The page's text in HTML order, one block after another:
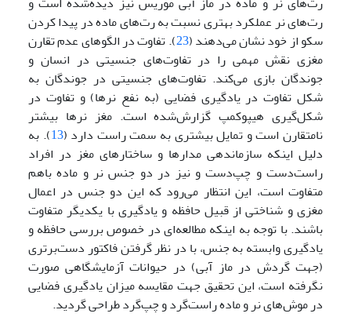
رت‌های نر عملکرد بهتری نسبت به رت‌های ماده در پیدا کردن
سکو از خود نشان می‌دهند (23). تفاوت در الگوهای عدم تقارن
مغزی نقش مهمی را در تفاوت‌های جنسیتی در انسان و
جوندگان بازی می‌کند. تفاوت‌های جنسیتی در جوندگان به
شکل تفاوت در یادگیری فضایی (به نفع نرها) و تفاوت در
شکل‌گیری هیپوکمپ گزارش‌شده ‌است. مغز نرها بیشتر
نامتقارن است و تمایل بیشتری به سمت راست دارد (13). به
دلیل اینکه سازماندهی مدارها و ساختار‌های مغز در افراد
راست‌دست و چپ‌دست و نیز در دو جنس نر و ماده باهم
متفاوت است، این انتظار می‌رود که این دو جنس در اعمال
مغزی و شناختی از قبیل حافظه و یادگیری با یکدیگر متفاوت
باشند. با توجه به اینکه مطالعه‌ای در خصوص بررسی حافظه و
یادگیری وابسته به جنس، با در نظر گرفتن فاکتور دست‌برتری
(جهت گردش در ماز آبی) در حیوانات آزمایشگاهی صورت
نگرفته ‌است، این تحقیق جهت مقایسه میزان یادگیری فضایی
در موش‌های نر و ماده راست‌گرد و چپ‌گرد طراحی گردید.